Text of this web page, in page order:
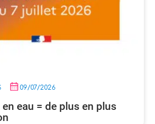
09/07/2026
eau = de plus en plus